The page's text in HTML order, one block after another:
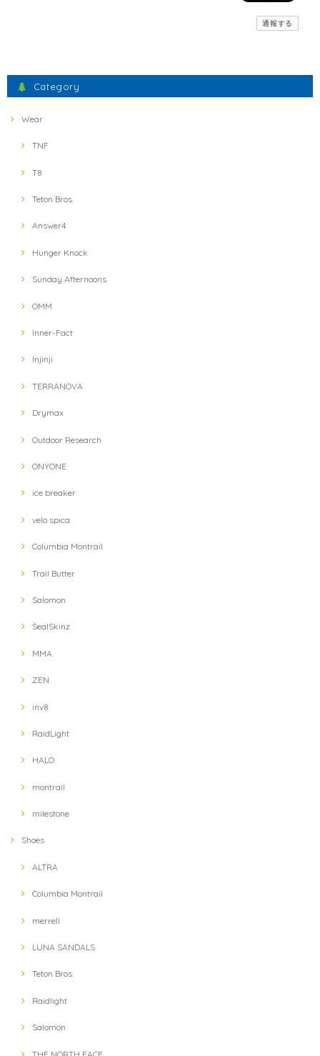
【inner-fact】 Feather Weight Socks Middle (Crew)(Black x Red)
ミスしたにもかかわらず、とても暖かいお言葉に感謝いた
【milestone】 MSC-010-gry Cap(Gray)
2021/10/12
2021/10/03
通報する
Category
Wear
TNF
T8
Teton Bros.
Answer4
Hunger Knock
Sunday Afternoons
OMM
Inner-Fact
Injinji
TERRANOVA
Drymax
Outdoor Research
ONYONE
ice breaker
velo spica
Columbia Montrail
Trail Butter
Salomon
SealSkinz
MMA
ZEN
inv8
RaidLight
HALO
montrail
milestone
Shoes
ALTRA
Columbia Montrail
merrell
LUNA SANDALS
Teton Bros.
Raidlight
Salomon